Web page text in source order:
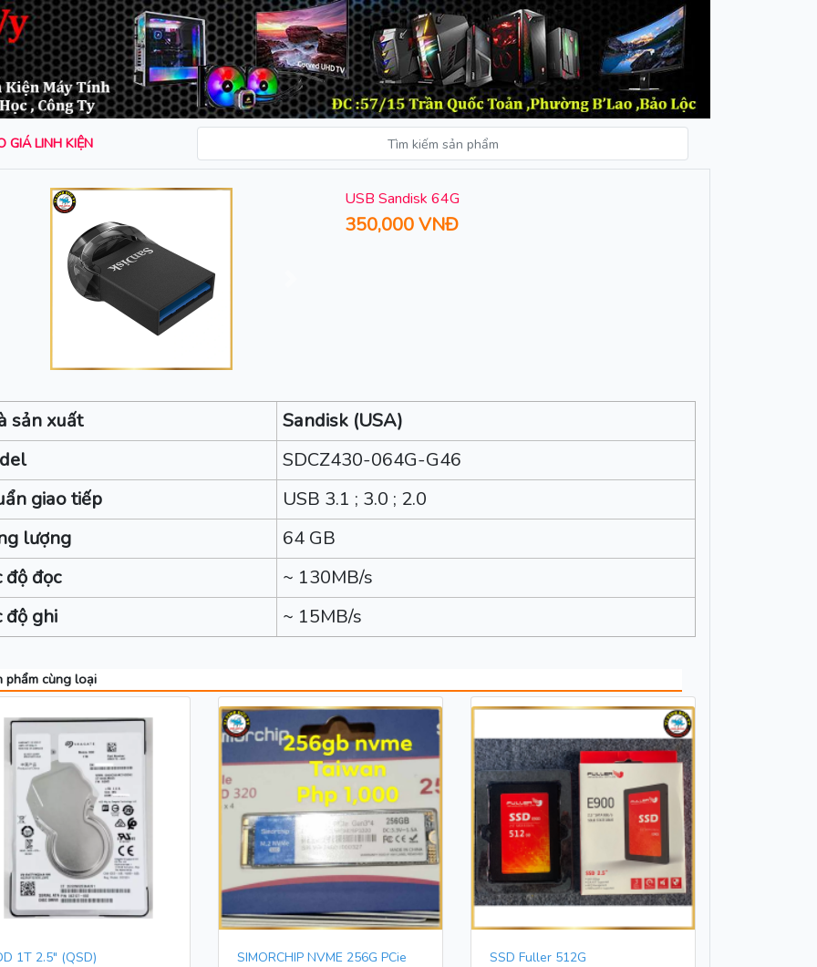
GIÁ LINH KIỆN
USB Sandisk 64G
350,000 VNĐ
sản xuất
Sandisk (USA)
SDCZ430-064G-G46
giao tiếp
USB 3.1 ; 3.0 ; 2.0
lượng
64 GB
độ đọc
~ 130MB/s
độ ghi
~ 15MB/s
phẩm cùng loại
1T 2.5" (QSD)
SIMORCHIP NVME 256G PCie
SSD Fuller 512G